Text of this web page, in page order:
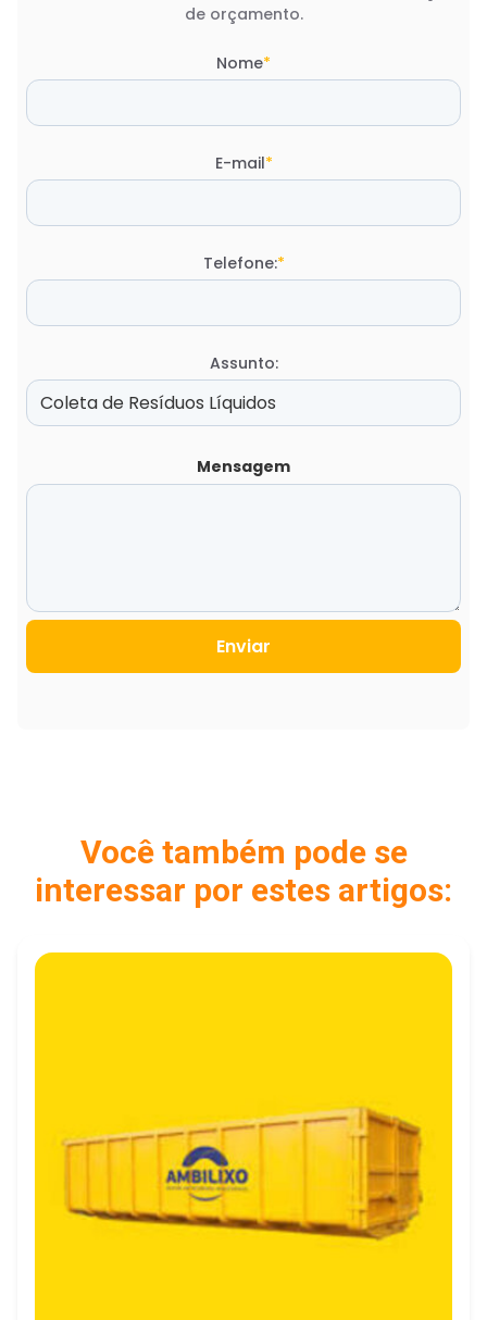
de orçamento.
Nome*
E-mail*
Telefone:*
Assunto:
Mensagem
Enviar
Você também pode se
interessar por estes artigos: